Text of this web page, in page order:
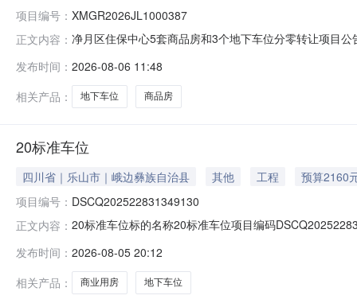
项目编号： XMGR2026JL1000387
正文内容： 净月区住保中心5套商品房和3个地下车位分零转让项目
发布时间： 2026-08-06 11:48
相关产品：
地下车位 商品房
20标准车位
四川省｜乐山市｜峨边彝族自治县 其他 工程
预算2160
项目编号： DSCQ202522831349130
正文内容： 20标准车位标的名称20标准车位项目编码
业用房，以及该小区内的67个地下停车位。其中商业用
发布时间： 2026-08-05 20:12
相关产品：
商业用房 地下车位